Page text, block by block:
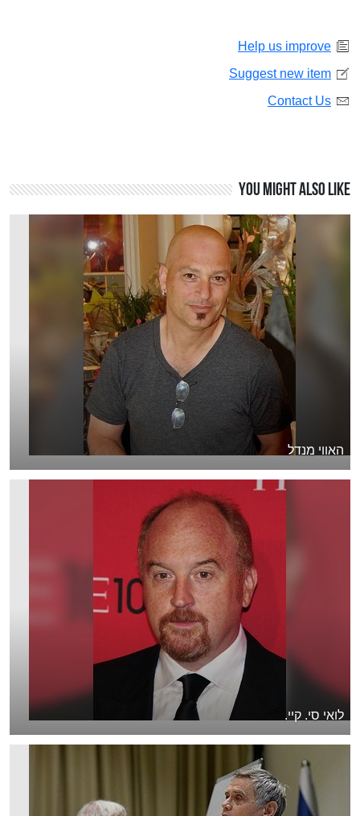
Help us improve
Suggest new item
Contact Us
You might also like
האווי מנדל
לואי סי. קיי.